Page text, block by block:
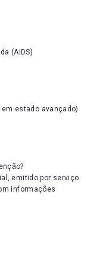
(AIDS)
estado avançado)
emitido por serviço
informações